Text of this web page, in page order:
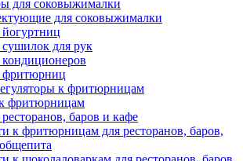
для соковыжималки
для соковыжималки
йогуртниц
сушилок для рук
кондиционеров
фритюрниц
к фритюрницам
фритюрницам
баров и кафе
к фритюрницам для ресторанов, баров,